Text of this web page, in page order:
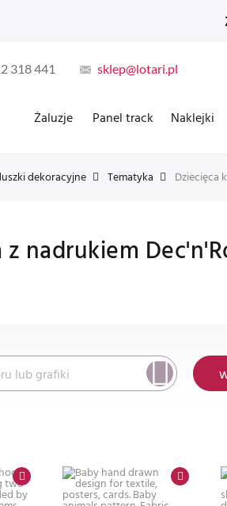
318 441 sklep@lotari.pl
Żaluzje Panel track Naklejki
dekoracyjne Tematyka Dziecięca
z nadrukiem